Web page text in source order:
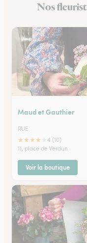
Fleuristes à Rang-
Nos
Maud et Gauthier
RUE
★★★★
4 (10)
11, place de Verdun
Voir la boutique